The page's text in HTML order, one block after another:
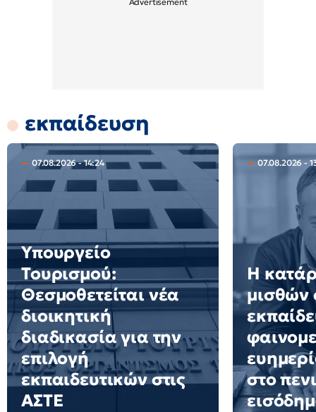
εκπαίδευση
07.08.2026 - 14:24
Υπουργείο
Τουρισμού:
Θεσμοθετείται νέα
διοικητική
διαδικασία για την
επιλογή
εκπαιδευτικών στις
ΑΣΤΕ
07.08.2026 -
Η
μισθών
στο